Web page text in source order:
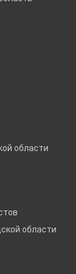
области
области